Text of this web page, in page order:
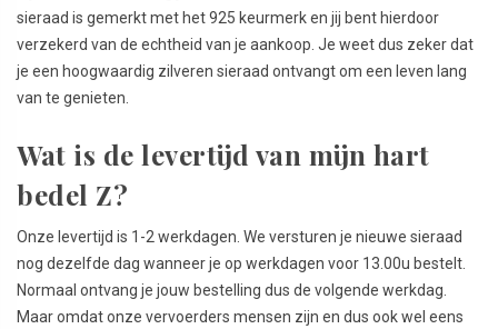
sieraad is gemerkt met het 925 keurmerk en jij bent hierdoor
verzekerd van de echtheid van je aankoop. Je weet dus zeker dat
je een hoogwaardig zilveren sieraad ontvangt om een leven lang
van te genieten.
Wat is de levertijd van mijn hart
bedel Z?
Onze levertijd is 1-2 werkdagen. We versturen je nieuwe sieraad
nog dezelfde dag wanneer je op werkdagen voor 13.00u bestelt.
Normaal ontvang je jouw bestelling dus de volgende werkdag.
Maar omdat onze vervoerders mensen zijn en dus ook wel eens